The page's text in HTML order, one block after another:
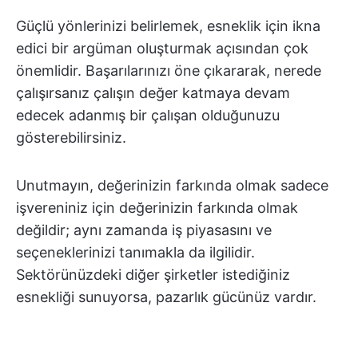
Güçlü yönlerinizi belirlemek, esneklik için ikna
edici bir argüman oluşturmak açısından çok
önemlidir. Başarılarınızı öne çıkararak, nerede
çalışırsanız çalışın değer katmaya devam
edecek adanmış bir çalışan olduğunuzu
gösterebilirsiniz.
Unutmayın, değerinizin farkında olmak sadece
işvereniniz için değerinizin farkında olmak
değildir; aynı zamanda iş piyasasını ve
seçeneklerinizi tanımakla da ilgilidir.
Sektörünüzdeki diğer şirketler istediğiniz
esnekliği sunuyorsa, pazarlık gücünüz vardır.